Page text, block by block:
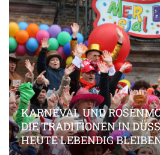
KARNEVAL UND
DIE TRADITIONEN IN
HEUTE LEBENDIG